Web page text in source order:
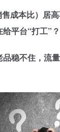
成本比）居
平台“打工”？
稳不住，流